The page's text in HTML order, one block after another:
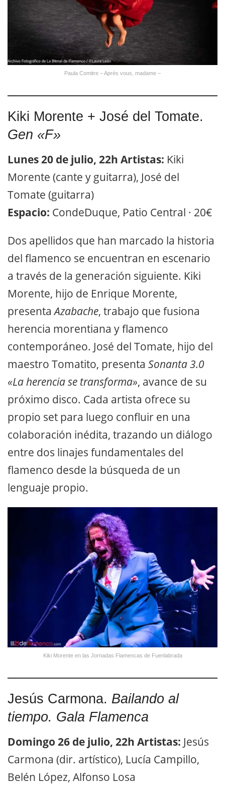
Paula Comitre – Après vous, madame –
Kiki Morente + José del Tomate.
Gen «F»
Lunes 20 de julio, 22h Artistas: Kiki
Morente (cante y guitarra), José del
Tomate (guitarra)
Espacio: CondeDuque, Patio Central · 20€
Dos apellidos que han marcado la historia
del flamenco se encuentran en escenario
a través de la generación siguiente. Kiki
Morente, hijo de Enrique Morente,
presentaAzabache, trabajo que fusiona
herencia morentiana y flamenco
contemporáneo. José del Tomate, hijo del
maestro Tomatito, presenta Sonanta 3.0
«La herencia se transforma», avance de su
próximo disco. Cada artista ofrece su
propio set para luego confluir en una
colaboración inédita, trazando un diálogo
entre dos linajes fundamentales del
flamenco desde la búsqueda de un
lenguaje propio.
Kiki Morente en las Jornadas Flamencas de Fuenlabrada
Jesús Carmona. Bailando al
tiempo. Gala Flamenca
Domingo 26 de julio, 22h Artistas: Jesús
Carmona (dir. artístico), Lucía Campillo,
Belén López, Alfonso Losa